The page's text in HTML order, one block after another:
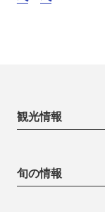
観光情報
旬の情報